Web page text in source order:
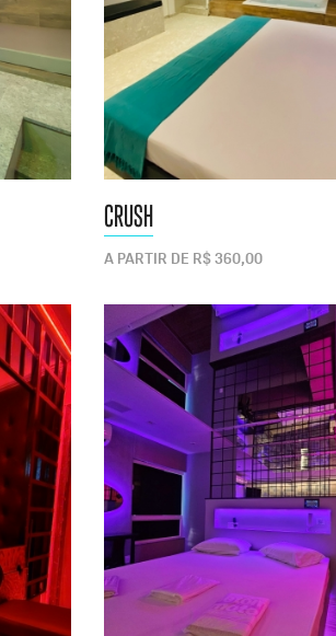
CRUSH
A PARTIR DE R$ 360,00